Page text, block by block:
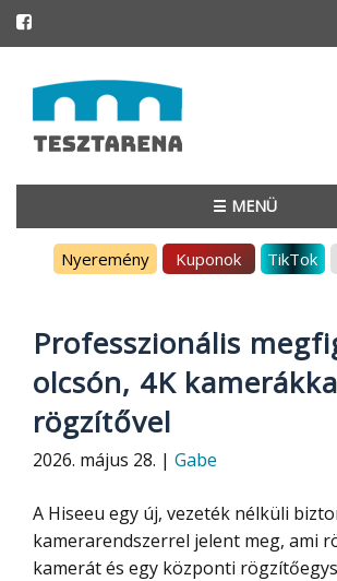
to
content
☰ MENÜ
Nyeremény Kuponok TikTok
Professzionális
olcsón, 4K
rögzítővel
2026. május 28. | Gabe
A Hiseeu egy új, vezeték nélküli
kamerarendszerrel jelent meg, ami
kamerát és egy központi